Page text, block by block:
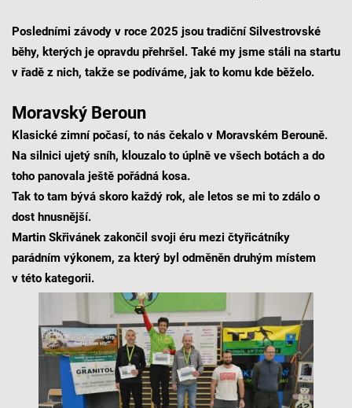
Posledními závody v roce 2025 jsou tradiční Silvestrovské
běhy, kterých je opravdu přehršel. Také my jsme stáli na startu
v řadě z nich, takže se podíváme, jak to komu kde běželo.
Moravský Beroun
Klasické zimní počasí, to nás čekalo v Moravském Berouně.
Na silnici ujetý sníh, klouzalo to úplně ve všech botách a do
toho panovala ještě pořádná kosa.
Tak to tam bývá skoro každý rok, ale letos se mi to zdálo o
dost hnusnější.
Martin Skřivánek zakončil svoji éru mezi čtyřicátníky
parádním výkonem, za který byl odměněn druhým místem
v této kategorii.